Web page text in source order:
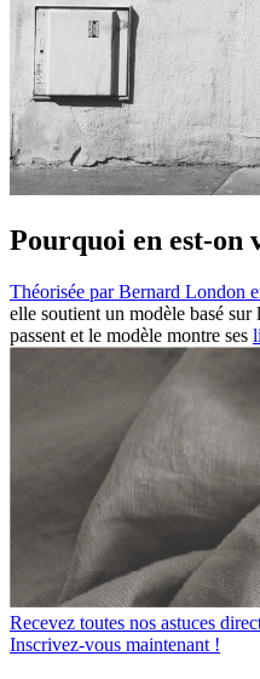
Pourquoi en est-on
Théorisée par Bernard London
elle soutient un modèle basé
passent et le modèle montre ses
Recevez toutes nos astuces
Inscrivez-vous maintenant !